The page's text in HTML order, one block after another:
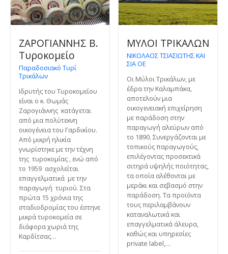
ΖΑΡΟΓΙΑΝΝΗΣ Β.
Τυροκομείο
Παραδοσιακό Τυρί
Τρικάλων
Ιδρυτής του Τυροκομείου
είναι ο κ. Θωμάς
Ζαρογιάννης κατάγεται
από μια πολύτεκνη
οικογένεια του Γαρδικίου.
Από μικρή ηλικία
γνωρίστηκε με την τέχνη
της τυροκομίας , ενώ από
το 1959 ασχολείται
επαγγελματικά με την
παραγωγή τυριού. Στα
πρώτα 15 χρόνια της
σταδιοδρομίας του έστηνε
μικρά τυροκομεία σε
διάφορα χωριά της
Καρδίτσας…
ΜΥΛΟΙ ΤΡΙΚΑΛΩΝ
ΝΙΚΟΛΑΟΣ ΤΣΙΑΣΙΩΤΗΣ ΚΑΙ
ΣΙΑ ΟΕ
Οι Μύλοι Τρικάλων, με
έδρα την Καλαμπάκα,
αποτελούν μια
οικογενειακή επιχείρηση
με παράδοση στην
παραγωγή αλεύρων από
το 1890. Συνεργάζονται με
τοπικούς παραγωγούς,
επιλέγοντας προσεκτικά
σιτηρά υψηλής ποιότητας,
τα οποία αλέθονται με
μεράκι και σεβασμό στην
παράδοση. Τα προϊόντα
τους περιλαμβάνουν
καταναλωτικά και
επαγγελματικά άλευρα,
καθώς και υπηρεσίες
private label,…